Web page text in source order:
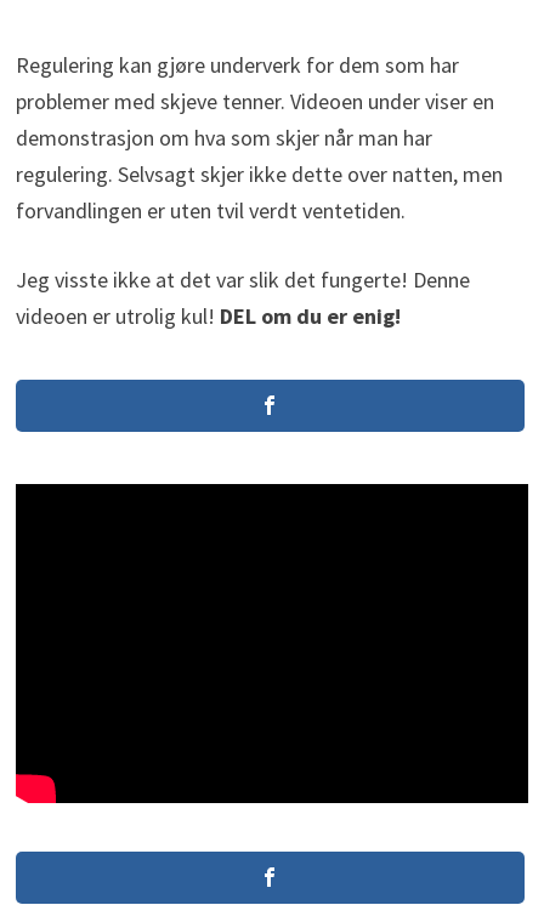
Regulering kan gjøre underverk for dem som har
problemer med skjeve tenner. Videoen under viser en
demonstrasjon om hva som skjer når man har
regulering. Selvsagt skjer ikke dette over natten, men
forvandlingen er uten tvil verdt ventetiden.
Jeg visste ikke at det var slik det fungerte! Denne
videoen er utrolig kul! DEL om du er enig!